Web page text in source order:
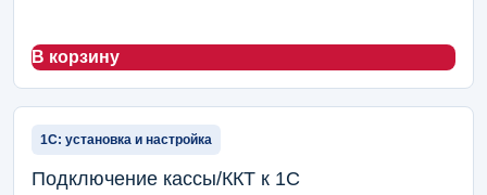
В корзину
1С: установка и настройка
Подключение кассы/ККТ к 1С